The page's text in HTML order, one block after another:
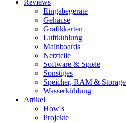
Reviews
Eingabegeräte
Gehäuse
Grafikkarten
Luftkühlung
Mainboards
Netzteile
Software & Spiele
Sonstiges
Speicher, RAM & Storage
Wasserkühlung
Artikel
How²s
Projekte